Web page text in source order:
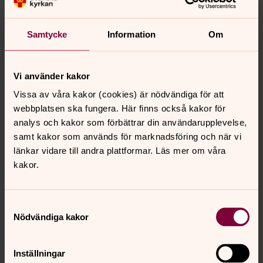
Samtycke Information Om
Vi använder kakor
Vissa av våra kakor (cookies) är nödvändiga för att
webbplatsen ska fungera. Här finns också kakor för
analys och kakor som förbättrar din användarupplevelse,
samt kakor som används för marknadsföring och när vi
länkar vidare till andra plattformar. Läs mer om våra
kakor.
Nödvändiga kakor
Inställningar
tankar med medföljande vandrare och adepter.
Att vi idag behöver hitta tillfällen i våra liv då vi sitter ned
ganska uppenbart behov. Att samlas runt fikaborden
och dela tro och liv med varandra är ett viktigt
komplement till gudstjänster och andra kyrkliga
aktiviteter.
Det sägs ju att ett av de första ord den som invandrare
vid ett bord, ofta under samtal och avslappnade former.
samman den gemytliga fikagemenskapen med att dela
tro och livstankar, visst är väl det ett gott arv att ta efter